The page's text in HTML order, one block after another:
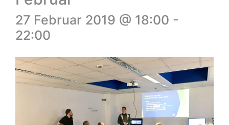
27 Februar 2019 @ 18:00 -
22:00